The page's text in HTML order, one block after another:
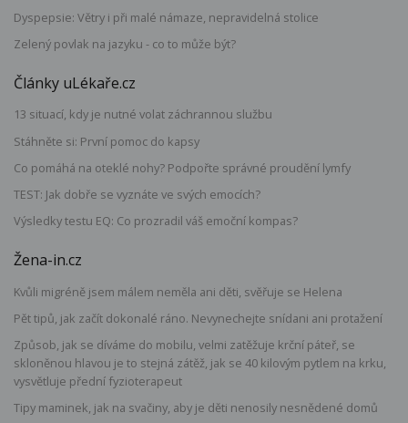
Dyspepsie: Větry i při malé námaze, nepravidelná stolice
Zelený povlak na jazyku - co to může být?
Články uLékaře.cz
13 situací, kdy je nutné volat záchrannou službu
Stáhněte si: První pomoc do kapsy
Co pomáhá na oteklé nohy? Podpořte správné proudění lymfy
TEST: Jak dobře se vyznáte ve svých emocích?
Výsledky testu EQ: Co prozradil váš emoční kompas?
Žena-in.cz
Kvůli migréně jsem málem neměla ani děti, svěřuje se Helena
Pět tipů, jak začít dokonalé ráno. Nevynechejte snídani ani protažení
Způsob, jak se díváme do mobilu, velmi zatěžuje krční páteř, se
skloněnou hlavou je to stejná zátěž, jak se 40 kilovým pytlem na krku,
vysvětluje přední fyzioterapeut
Tipy maminek, jak na svačiny, aby je děti nenosily nesnědené domů